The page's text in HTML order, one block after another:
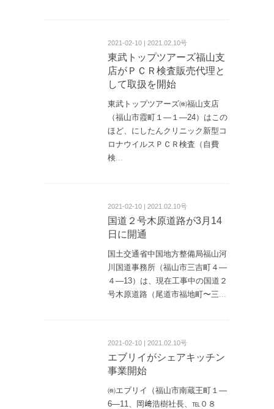
2021-02-10 | 2021.02.10号
東武トップツアーズ福山支
店がＰＣＲ検査販売代理と
して取扱を開始
東武トップツアーズ㈱福山支店
（福山市霞町１—１—24）はこの
ほど、にしたんクリニック新型コ
ロナウイルスＰＣＲ検査（自費
検
2021-02-10 | 2021.02.10号
国道２号木原道路が3月14
日に開通
国土交通省中国地方整備局福山河
川国道事務所（福山市三吉町４—
４—13）は、現在工事中の国道２
号木原道路（尾道市福地町〜三
2021-02-10 | 2021.02.10号
エブリイがシェアキッチン
事業開始
㈱エブリイ（福山市南蔵王町１—
6—11、岡﨑浩樹社長、℡０８